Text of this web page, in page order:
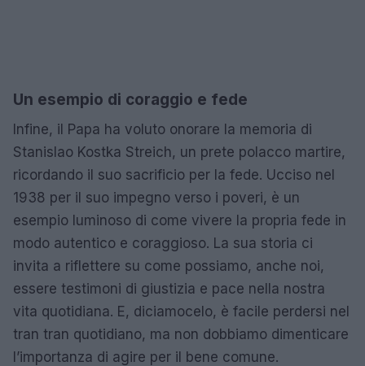
Un esempio di coraggio e fede
Infine, il Papa ha voluto onorare la memoria di
Stanislao Kostka Streich, un prete polacco martire,
ricordando il suo sacrificio per la fede. Ucciso nel
1938 per il suo impegno verso i poveri, è un
esempio luminoso di come vivere la propria fede in
modo autentico e coraggioso. La sua storia ci
invita a riflettere su come possiamo, anche noi,
essere testimoni di giustizia e pace nella nostra
vita quotidiana. E, diciamocelo, è facile perdersi nel
tran tran quotidiano, ma non dobbiamo dimenticare
l’importanza di agire per il bene comune.